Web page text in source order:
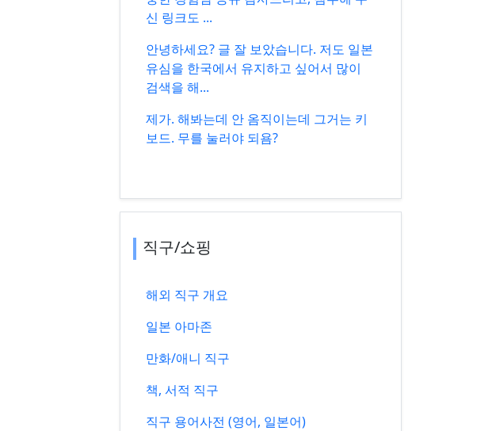
신 링크도 ...
안녕하세요? 글 잘 보았습니다. 저도 일본
유심을 한국에서 유지하고 싶어서 많이
검색을 해...
제가. 해봐는데 안 옴직이는데 그거는 키
보드. 무를 눌러야 되욤?
직구/쇼핑
해외 직구 개요
일본 아마존
만화/애니 직구
책, 서적 직구
직구 용어사전 (영어, 일본어)